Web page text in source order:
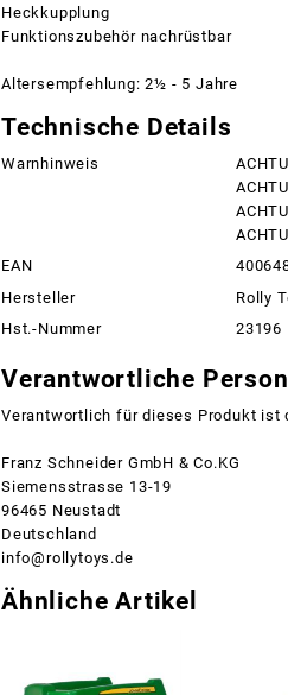
Heckkupplung
Funktionszubehör nachrüstbar
Altersempfehlung: 2½ - 5 Jahre
Technische Details
Warnhinweis
EAN
Hersteller
Rolly
Hst.-Nummer
23196
Verantwortliche
Verantwortlich für dieses Produkt ist
Franz Schneider GmbH & Co.KG
Siemensstrasse 13-19
96465 Neustadt
Deutschland
info@rollytoys.de
Ähnliche Artikel